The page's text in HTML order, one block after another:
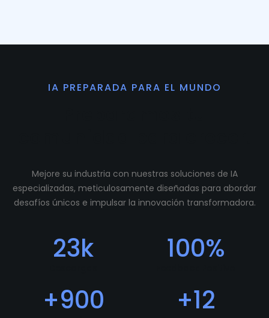
IA PREPARADA PARA EL MUNDO
Mejore su industria con nuestras soluciones de IA
especializadas, meticulosamente diseñadas para abordar
desafíos únicos e impulsar la innovación transformadora.
23k 100%
+900 +12